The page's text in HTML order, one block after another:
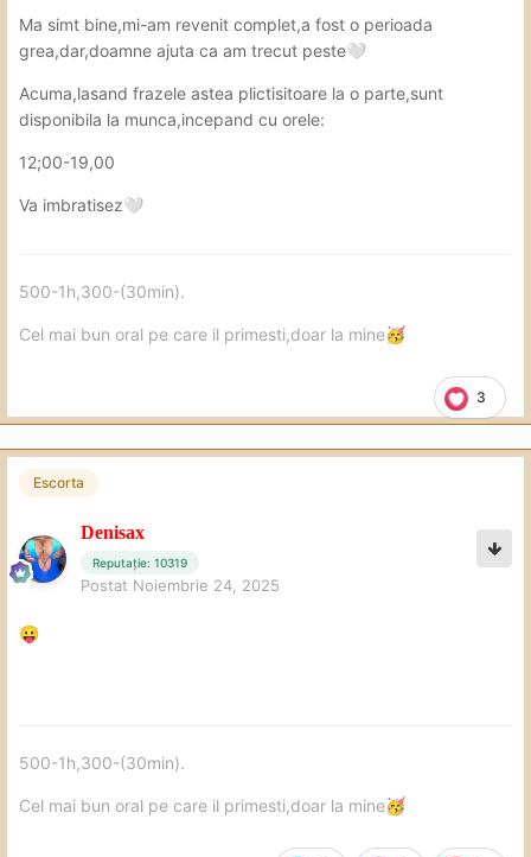
Ma simt bine,mi-am revenit complet,a fost o perioada
grea,dar,doamne ajuta ca am trecut peste🤍
Acuma,lasand frazele astea plictisitoare la o parte,sunt
disponibila la munca,incepand cu orele:
12;00-19,00
Va imbratisez🤍
3
500-1h,300-(30min).
Cel mai bun oral pe care il primesti,doar la mine🥳
Escorta
Denisax
Reputație: 10319
Postat Noiembrie 24, 2025
😛
500-1h,300-(30min).
Cel mai bun oral pe care il primesti,doar la mine🥳